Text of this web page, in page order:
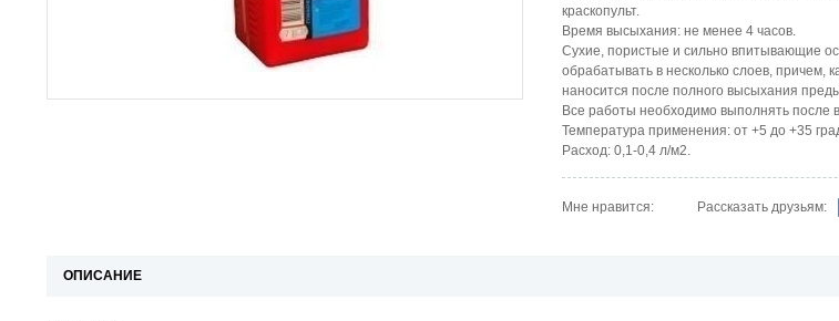
краскопульт.
Время высыхания: не менее 4 часов.
Сухие, пористые и сильно впитывающие
обрабатывать в несколько слоев, причем,
наносится после полного высыхания
Все работы необходимо выполнять после
Температура применения: от +5 до +35
Расход: 0,1-0,4 л/м2.
Мне нравится: Рассказать друзьям:
ОПИСАНИЕ